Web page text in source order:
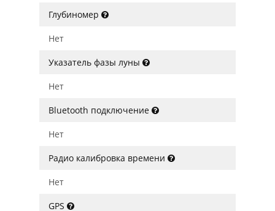
Глубиномер
Нет
Указатель фазы луны
Нет
Bluetooth подключение
Нет
Радио калибровка времени
Нет
GPS